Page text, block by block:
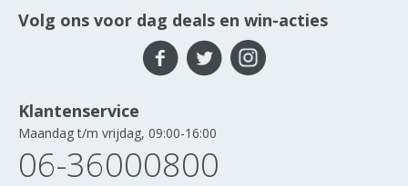
Volg ons voor dag deals en win-acties
Klantenservice
Maandag t/m vrijdag, 09:00-16:00
06-36000800